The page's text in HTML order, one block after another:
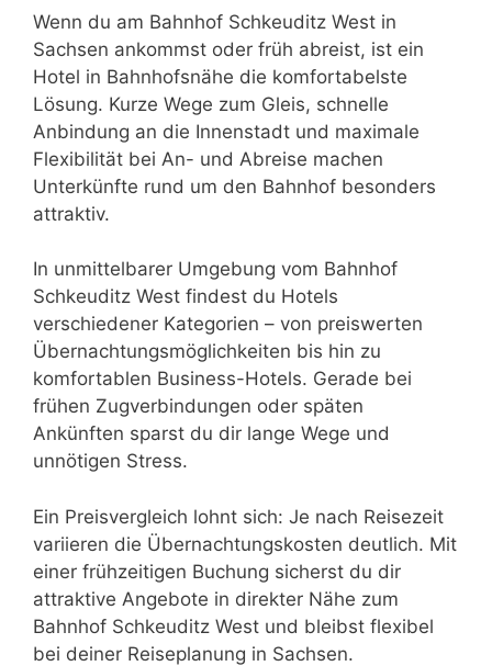
Wenn du am Bahnhof Schkeuditz West in
Sachsen ankommst oder früh abreist, ist ein
Hotel in Bahnhofsnähe die komfortabelste
Lösung. Kurze Wege zum Gleis, schnelle
Anbindung an die Innenstadt und maximale
Flexibilität bei An- und Abreise machen
Unterkünfte rund um den Bahnhof besonders
attraktiv.
In unmittelbarer Umgebung vom Bahnhof
Schkeuditz West findest du Hotels
verschiedener Kategorien – von preiswerten
Übernachtungsmöglichkeiten bis hin zu
komfortablen Business-Hotels. Gerade bei
frühen Zugverbindungen oder späten
Ankünften sparst du dir lange Wege und
unnötigen Stress.
Ein Preisvergleich lohnt sich: Je nach Reisezeit
variieren die Übernachtungskosten deutlich. Mit
einer frühzeitigen Buchung sicherst du dir
attraktive Angebote in direkter Nähe zum
Bahnhof Schkeuditz West und bleibst flexibel
bei deiner Reiseplanung in Sachsen.